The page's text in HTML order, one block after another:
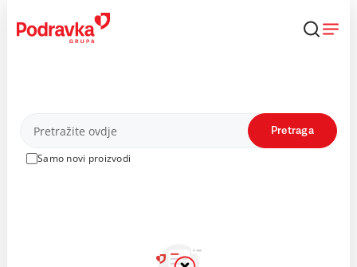
content
Proizvodi
Samo novi proizvodi
Pretraga